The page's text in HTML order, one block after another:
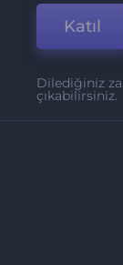
Katıl
Dilediğiniz
çıkabilirsiniz.